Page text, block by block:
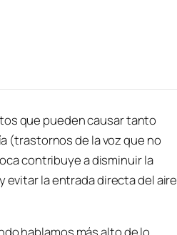
que pueden causar tanto
(trastornos de la voz que no
contribuye a disminuir la
evitar la entrada directa del aire